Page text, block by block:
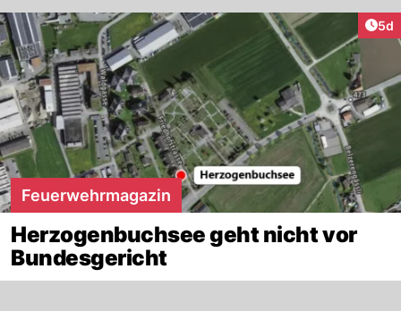
5d
Feuerwehrmagazin
Herzogenbuchsee geht nicht vor
Bundesgericht